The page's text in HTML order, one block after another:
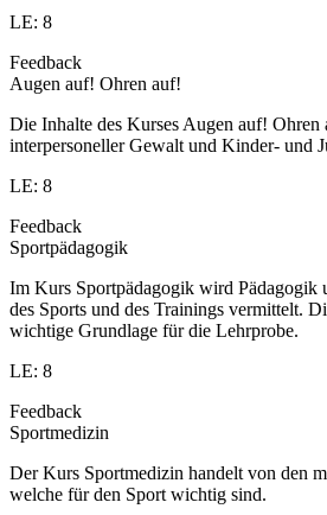
LE: 8
Feedback
Augen auf! Ohren auf!
Die Inhalte des Kurses Augen auf!
interpersoneller Gewalt und Kinder- und
LE: 8
Feedback
Sportpädagogik
Im Kurs Sportpädagogik wird Pädagogik
des Sports und des Trainings vermittelt.
wichtige Grundlage für die Lehrprobe.
LE: 8
Feedback
Sportmedizin
Der Kurs Sportmedizin handelt von den
welche für den Sport wichtig sind.